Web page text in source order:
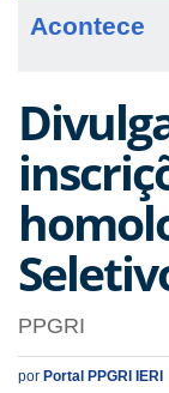
Acontece
PPGRI
por Portal PPGRI IERI